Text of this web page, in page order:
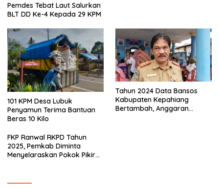
Pemdes Tebat Laut Salurkan
BLT DD Ke-4 Kepada 29 KPM
101 KPM Desa Lubuk
Penyamun Terima Bantuan
Beras 10 Kilo
Tahun 2024 Data Bansos
Kabupaten Kepahiang
Bertambah, Anggaran
FKP Ranwal RKPD Tahun
2025, Pemkab Diminta
Menyelaraskan Pokok Pikiran